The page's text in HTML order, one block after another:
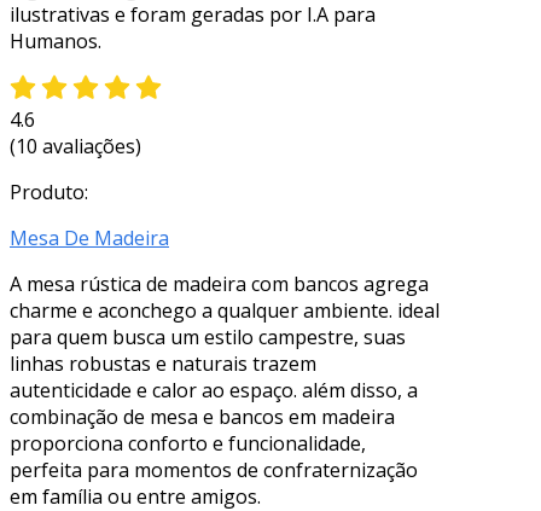
ilustrativas e foram geradas por I.A para
Humanos.
4.6
(10 avaliações)
Produto:
Mesa De Madeira
A mesa rústica de madeira com bancos agrega
charme e aconchego a qualquer ambiente. ideal
para quem busca um estilo campestre, suas
linhas robustas e naturais trazem
autenticidade e calor ao espaço. além disso, a
combinação de mesa e bancos em madeira
proporciona conforto e funcionalidade,
perfeita para momentos de confraternização
em família ou entre amigos.